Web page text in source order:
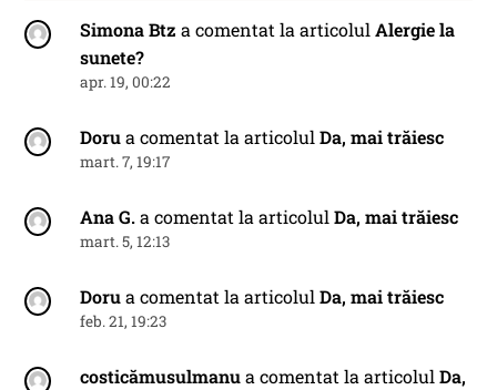
Simona Btz a comentat la articolulAlergie la
sunete?
apr. 19, 00:22
Dorua comentat la articolulDa, mai trăiesc
mart. 7, 19:17
Ana G.a comentat la articolulDa, mai trăiesc
mart. 5, 12:13
Dorua comentat la articolulDa, mai trăiesc
feb. 21, 19:23
costicămusulmanua comentat la articolulDa,